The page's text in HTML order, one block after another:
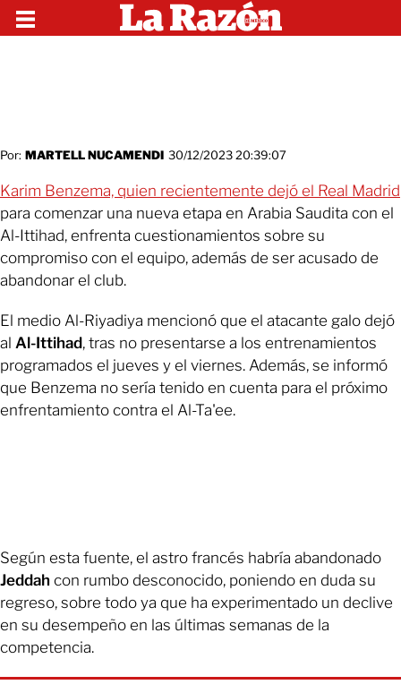
Por: MARTELL NUCAMENDI 30/12/2023 20:39:07
Karim Benzema, quien recientemente dejó el Real Madrid
para comenzar una nueva etapa en Arabia Saudita con el
Al-Ittihad, enfrenta cuestionamientos sobre su
compromiso con el equipo, además de ser acusado de
abandonar el club.
El medio Al-Riyadiya mencionó que el atacante galo dejó
al Al-Ittihad, tras no presentarse a los entrenamientos
programados el jueves y el viernes. Además, se informó
que Benzema no sería tenido en cuenta para el próximo
enfrentamiento contra el Al-Ta'ee.
Según esta fuente, el astro francés habría abandonado
Jeddah con rumbo desconocido, poniendo en duda su
regreso, sobre todo ya que ha experimentado un declive
en su desempeño en las últimas semanas de la
competencia.